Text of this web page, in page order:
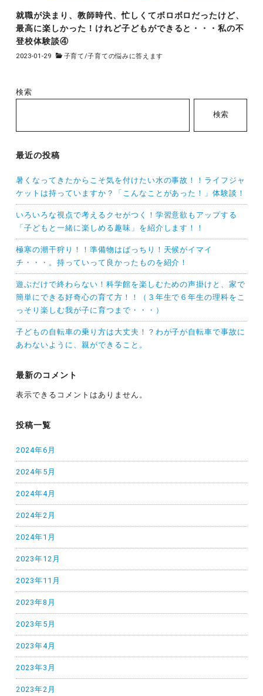
就職が決まり、教師時代、忙しくてボロボロだったけど、
最高に楽しかった！けれど子どもができると・・・私の不
登校体験談④
2023-01-29 子育て/子育ての悩みに答えます
検索
検索
最近の投稿
暑くなってきたからこそ気を付けたい水の事故！！ライフジャ
ケットは持っていますか？「こんなことがあった！」体験談！
いろいろな視点で考えるクセがつく！学習意欲もアップする
「子どもと一緒に楽しめる趣味」を紹介します！！
極寒の潮干狩り！！準備物はばっちり！天候がイマイ
チ・・・。持っていって良かったものを紹介！
遊ぶだけで終わらない！科学館を楽しむための声掛けと、家で
簡単にできる好奇心の育て方！！（３年生で６年生の理科をこ
っそり楽しむ我が子に育つまで・・・）
子どもの自転車の乗り方は大丈夫！？わが子が自転車で事故に
あわないように、親ができること。
最新のコメント
表示できるコメントはありません。
投稿一覧
2024年6月
2024年5月
2024年4月
2024年2月
2024年1月
2023年12月
2023年11月
2023年8月
2023年5月
2023年4月
2023年3月
2023年2月